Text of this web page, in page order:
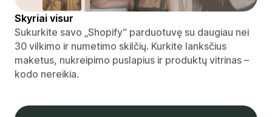
Skyriai visur
Sukurkite savo „Shopify“ parduotuvę su daugiau nei
30 vilkimo ir numetimo skilčių. Kurkite lanksčius
maketus, nukreipimo puslapius ir produktų vitrinas –
kodo nereikia.